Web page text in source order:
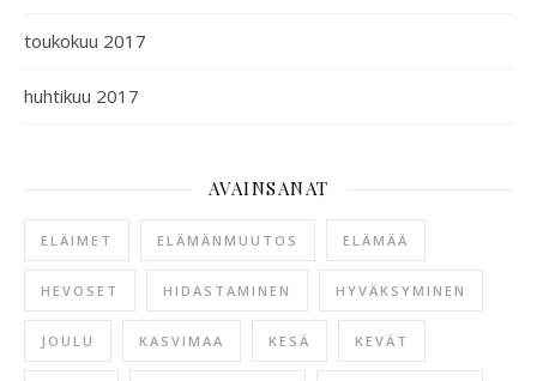
toukokuu 2017
huhtikuu 2017
AVAINSANAT
ELÄIMET ELÄMÄNMUUTOS ELÄMÄÄ
HEVOSET HIDASTAMINEN HYVÄKSYMINEN
JOULU KASVIMAA KESÄ KEVÄT